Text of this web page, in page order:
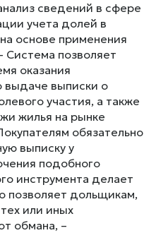
сведений в сфере
учета долей в
основе применения
Система позволяет
оказания
выдаче выписки о
участия, а также
жилья на рынке
обязательно
выписку у
подобного
инструмента делает
позволяет дольщикам,
или иных
обмана, –